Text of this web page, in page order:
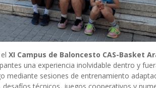
XI Campus de Baloncesto CAS-Basket
una experiencia inolvidable dentro y
mediante sesiones de entrenamiento